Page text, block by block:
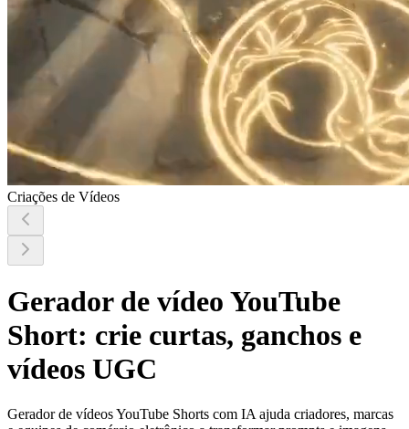
Criações de Vídeos
Gerador de vídeo YouTube
Short: crie curtas, ganchos e
vídeos UGC
Gerador de vídeos YouTube Shorts com IA ajuda criadores, marcas